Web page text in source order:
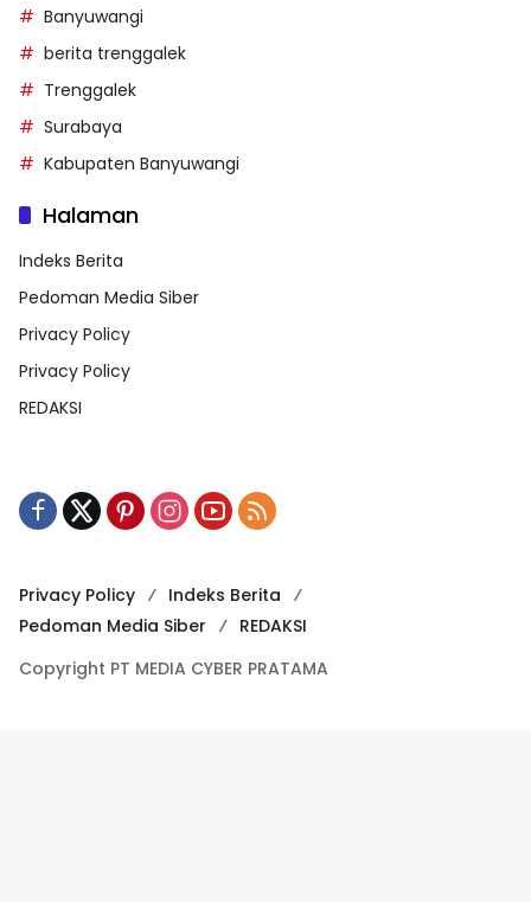
Banyuwangi
berita trenggalek
Trenggalek
Surabaya
Kabupaten Banyuwangi
Halaman
Indeks Berita
Pedoman Media Siber
Privacy Policy
Privacy Policy
REDAKSI
Privacy Policy
Indeks Berita
Pedoman Media Siber
REDAKSI
Copyright PT MEDIA CYBER PRATAMA